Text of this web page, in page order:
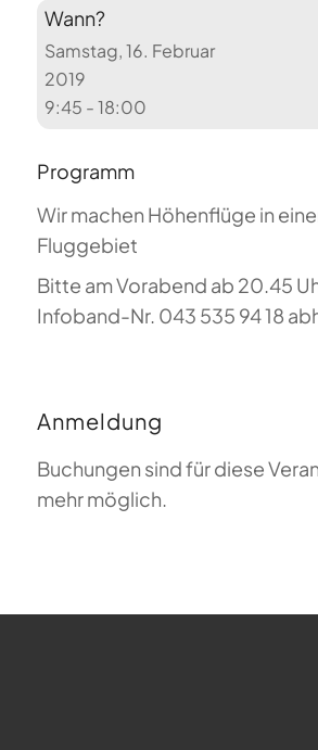
Wann?
Samstag, 16. Februar
2019
9:45 - 18:00
Programm
Wir machen Höhenflüge in
Fluggebiet
Bitte am Vorabend ab 20.45
Infoband-Nr. 043 535 94 18
Anmeldung
Buchungen sind für diese
mehr möglich.